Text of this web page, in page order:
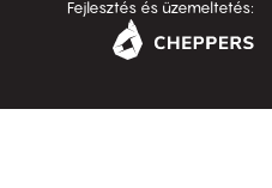
Fejlesztés és üzemeltetés: